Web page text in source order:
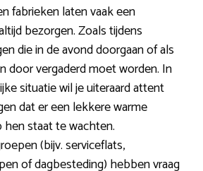
fabrieken laten vaak een
bezorgen. Zoals tijdens
die in de avond doorgaan of als
door vergaderd moet worden. In
situatie wil je uiteraard attent
dat er een lekkere warme
hen staat te wachten.
(bijv. serviceflats,
of dagbesteding) hebben vraag